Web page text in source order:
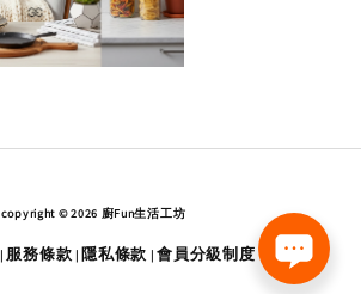
copyright © 2026 廚Fun生活工坊
| 服務條款 | 隱私條款 |會員分級制度